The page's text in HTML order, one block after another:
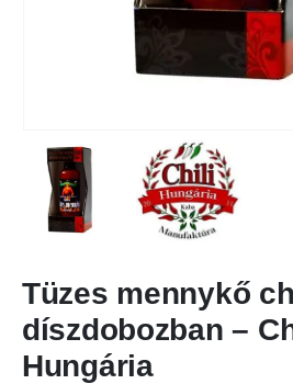
Tüzes mennykő
díszdobozban –
Hungária